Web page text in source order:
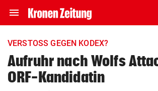
menu Navigation
ein-/ausklappen
account_circle Anmelden
VERSTOSS GEGEN KODEX?
Aufruhr nach Wolfs
ORF-Kandidatin